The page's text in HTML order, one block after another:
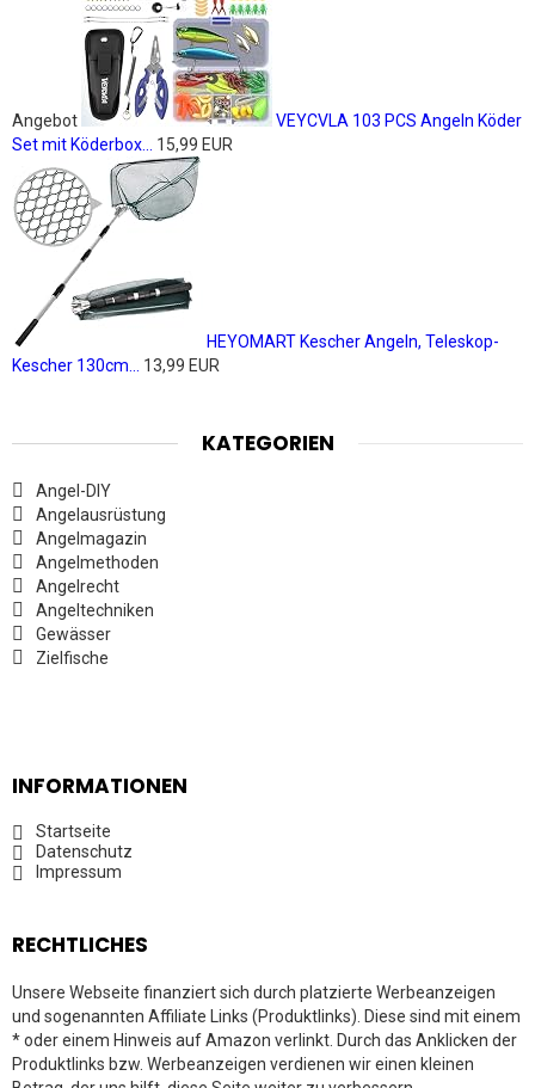
Angebot
VEYCVLA 103 PCS Angeln Köder
Set mit Köderbox...
15,99 EUR
HEYOMART Kescher Angeln, Teleskop-
Kescher 130cm...
13,99 EUR
KATEGORIEN
Angel-DIY
Angelausrüstung
Angelmagazin
Angelmethoden
Angelrecht
Angeltechniken
Gewässer
Zielfische
INFORMATIONEN
Startseite
Datenschutz
Impressum
RECHTLICHES
Unsere Webseite finanziert sich durch platzierte Werbeanzeigen
und sogenannten Affiliate Links (Produktlinks). Diese sind mit einem
* oder einem Hinweis auf Amazon verlinkt. Durch das Anklicken der
Produktlinks bzw. Werbeanzeigen verdienen wir einen kleinen